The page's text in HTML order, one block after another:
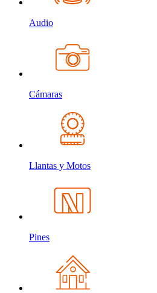
Audio
Cámaras
Llantas y Motos
Pines